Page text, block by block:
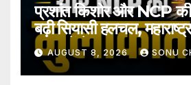
प्रशांत किशोर और NCP
बढ़ी सियासी हलचल,
अटकलें तेज
AUGUST 8, 2026 SONU